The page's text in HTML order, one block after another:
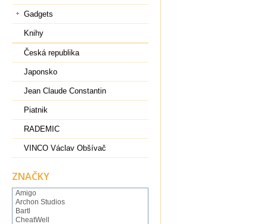
Gadgets
Knihy
Česká republika
Japonsko
Jean Claude Constantin
Piatnik
RADEMIC
VINCO Václav Obšívač
ZNAČKY
Amigo
Archon Studios
Bartl
CheatWell